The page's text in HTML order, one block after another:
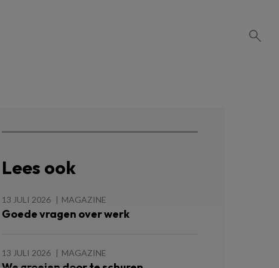
Lees ook
13 JULI 2026 MAGAZINE
Goede vragen over werk
13 JULI 2026 MAGAZINE